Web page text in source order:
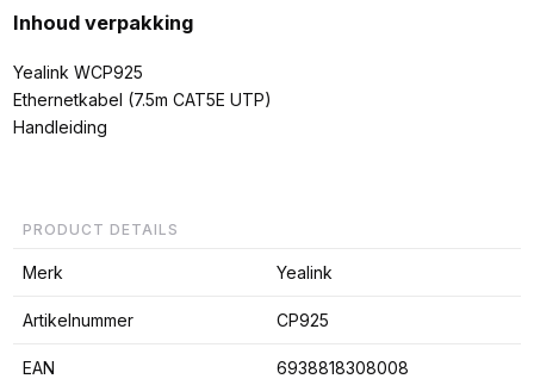
Inhoud verpakking
Yealink WCP925
Ethernetkabel (7.5m CAT5E UTP)
Handleiding
PRODUCT DETAILS
Merk Yealink
Artikelnummer CP925
EAN 6938818308008